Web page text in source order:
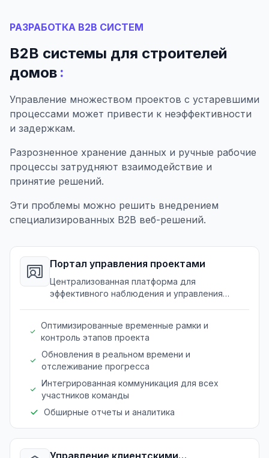
РАЗРАБОТКА B2B СИСТЕМ
B2B системы для строителей
домов :
Управление множеством проектов с устаревшими
процессами может привести к неэффективности
и задержкам.
Разрозненное хранение данных и ручные рабочие
процессы затрудняют взаимодействие и
принятие решений.
Эти проблемы можно решить внедрением
специализированных B2B веб-решений.
Портал управления проектами
Централизованная платформа для
эффективного наблюдения и управления
Оптимизированные временные рамки и
контроль этапов проекта
Обновления в реальном времени и
отслеживание прогресса
Интегрированная коммуникация для всех
участников команды
Обширные отчеты и аналитика
Управление клиентскими